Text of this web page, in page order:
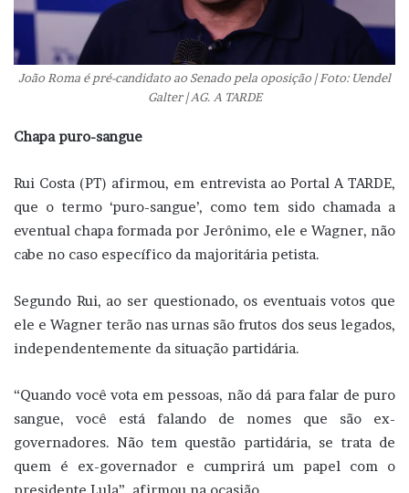
João Roma é pré-candidato ao Senado pela oposição | Foto: Uendel
Galter | AG. A TARDE
Chapa puro-sangue
Rui Costa (PT) afirmou, em entrevista ao Portal A TARDE,
que o termo ‘puro-sangue’, como tem sido chamada a
eventual chapa formada por Jerônimo, ele e Wagner, não
cabe no caso específico da majoritária petista.
Segundo Rui, ao ser questionado, os eventuais votos que
ele e Wagner terão nas urnas são frutos dos seus legados,
independentemente da situação partidária.
“Quando você vota em pessoas, não dá para falar de puro
sangue, você está falando de nomes que são ex-
governadores. Não tem questão partidária, se trata de
quem é ex-governador e cumprirá um papel com o